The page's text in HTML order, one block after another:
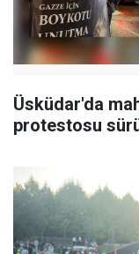
Üsküdar'da
protestosu